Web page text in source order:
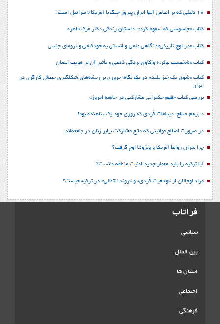
10 دلیلی که بر اساس آنها ایران پیروز جنگ با آمریکا/اسرائیل است!
کتاب «جاسوسی که سقوط کرد»؛ داستان زندگی دکتر مرگ قاهره
کتاب «در اوج تاریکی»؛ نگاهی علمی و انسانی به خودکشی و ترومای جنسی
کتاب «شخصیت نوکر»؛ واکاوی بردگی ذهنی و تأثیر آن بر هویت انسان
کتاب «شوق یک خیز بلند» در یک نگاه؛ مروری بر ریشه‌های شکل‎گیری جنبش کارگری در
ایران
بررسی کتاب «فهم حکمرانی مشارکتی در جامعه امروز»
د.برهم صالح؛ دیپلمات کُردی که روزی خود یک پناهنده بود!
در ضرورت اصلاح قوانینی که مانع مشارکت برابر زنان در جامعه‌اند!
چرا بحران روابط آمریکا و ونزوئلا اوج گرفت؟
آیا ترکیه را باید معمار جدید امنیت منطقه دانست؟
مراد اوجالان از «واقعیت کُردی» و «روند انتقالی» در ترکیه چیست؟
فراتاب
سیاسی
بین الملل
استان ها
اجتماعی
فرهنگی